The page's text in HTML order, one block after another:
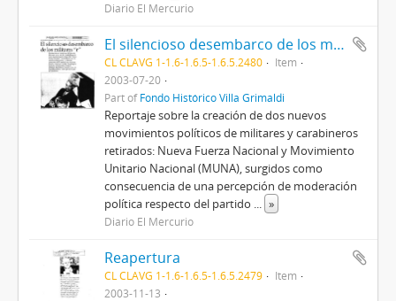
Diario El Mercurio
El silencioso desembarco de los militares "r"
CL CLAVG 1-1.6-1.6.5-1.6.5.2480
Item
2003-07-20
Part ofFondo Histórico Villa Grimaldi
Reportaje sobre la creación de dos nuevos
movimientos políticos de militares y carabineros
retirados: Nueva Fuerza Nacional y Movimiento
Unitario Nacional (MUNA), surgidos como
consecuencia de una percepción de moderación
política respecto del partido ... »
Diario El Mercurio
Reapertura
CL CLAVG 1-1.6-1.6.5-1.6.5.2479
Item
2003-11-13